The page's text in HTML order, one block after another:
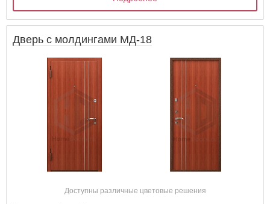
Дверь с молдингами МД-18
Доступны различные цветовые решения